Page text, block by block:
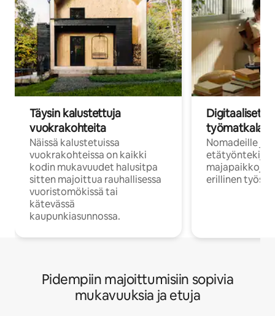
Täysin kalustettuja
vuokrakohteita
Näissä kalustetuissa
vuokrakohteissa on kaikki
kodin mukavuudet halusitpa
sitten majoittua rauhallisessa
vuoristomökissä tai
kätevässä
kaupunkiasunnossa.
Digitaaliset
Nomadeille ja
majapaikkoja,
erillinen
Pidempiin majoittumisiin sopivia
mukavuuksia ja etuja